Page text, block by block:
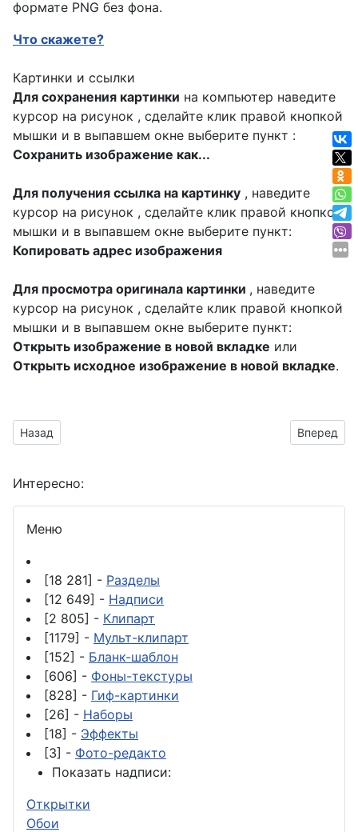
формате PNG без фона.
Что скажете?
Картинки и ссылки
Для сохранения картинки на компьютер наведите
курсор на рисунок , сделайте клик правой кнопкой
мышки и в выпавшем окне выберите пункт :
Сохранить изображение как...
Для получения ссылка на картинку , наведите
курсор на рисунок , сделайте клик правой кнопкой
мышки и в выпавшем окне выберите пункт:
Копировать адрес изображения
Для просмотра оригинала картинки , наведите
курсор на рисунок , сделайте клик правой кнопкой
мышки и в выпавшем окне выберите пункт:
Открыть изображение в новой вкладке или
Открыть исходное изображение в новой вкладке.
Предыдущий материал: изображение без фона для
Назад Вперед
Интересно:
Меню
[18 281] - Разделы
[12 649] - Надписи
[2 805] - Клипарт
[1179] - Мульт-клипарт
[152] - Бланк-шаблон
[606] - Фоны-текстуры
[828] - Гиф-картинки
[26] - Наборы
[18] - Эффекты
[3] - Фото-редакто
Показать надписи:
Открытки
Обои